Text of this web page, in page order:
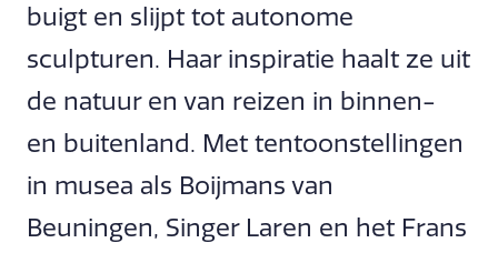
buigt en slijpt tot autonome
sculpturen. Haar inspiratie haalt ze uit
de natuur en van reizen in binnen-
en buitenland. Met tentoonstellingen
in musea als Boijmans van
Beuningen, Singer Laren en het Frans